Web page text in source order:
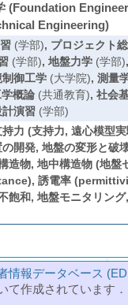
(Foundation
Engineering)
(学部), プロジェクト
(学部), 地盤力学(学部)
御工学(大学院), 測量
概論(共通教育), 社会
演習(学部)
力 (支持力, 遠心模型
の開発, 地盤の変形と破
造物, 地中構造物 (地盤
誘電率
飽和, 地盤モニタリン
情報データベース
て作成されています